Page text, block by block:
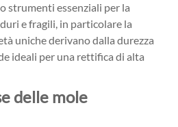
strumenti essenziali per la
e fragili, in particolare la
uniche derivano dalla durezza
ideali per una rettifica di alta
delle mole